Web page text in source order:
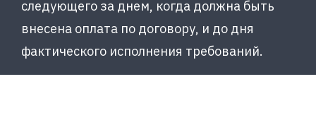
следующего за днем, когда должна быть
внесена оплата по договору, и до дня
фактического исполнения требований.